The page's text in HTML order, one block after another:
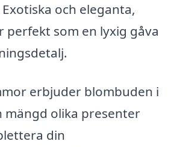
och eleganta,
perfekt som en lyxig gåva
erbjuder blombuden i
mängd olika presenter
din